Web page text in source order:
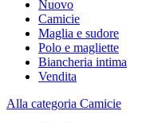
Nuovo
Camicie
Maglia e sudore
Polo e magliette
Biancheria intima
Vendita
Alla categoria Camicie